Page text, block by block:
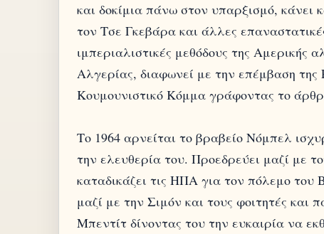
και δοκίμια πάνω στον υπαρξισμό, κάνει
τον Τσε Γκεβάρα και άλλες
ιμπεριαλιστικές μεθόδους της Αμερικής
Αλγερίας, διαφωνεί με την επέμβαση
Κουμουνιστικό Κόμμα γράφοντας το
Το 1964 αρνείται το βραβείο Νόμπελ
την ελευθερία του. Προεδρεύει μαζί με
καταδικάζει τις ΗΠΑ για τον πόλεμο του
μαζί με την Σιμόν και τους φοιτητές
Μπεντίτ δίνοντας του την ευκαιρία να